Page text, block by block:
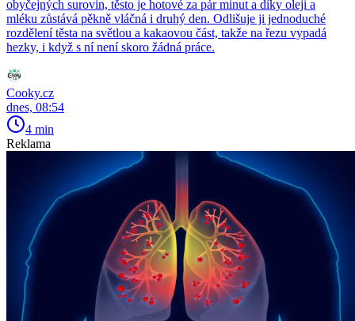
obyčejných surovin, těsto je hotové za pár minut a díky oleji a
mléku zůstává pěkně vláčná i druhý den. Odlišuje ji jednoduché
rozdělení těsta na světlou a kakaovou část, takže na řezu vypadá
hezky, i když s ní není skoro žádná práce.
Cooky.cz
dnes, 08:54
4 min
Reklama